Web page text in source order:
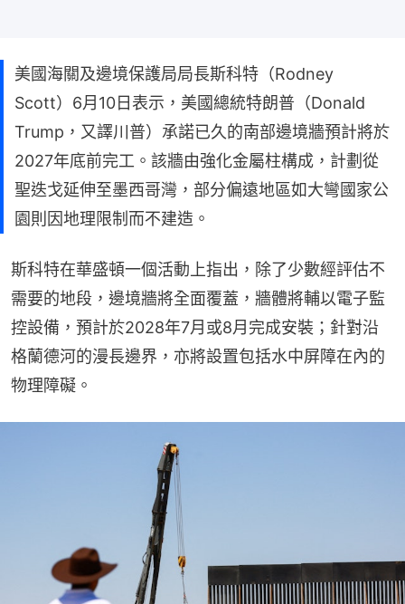
美國海關及邊境保護局局長斯科特（Rodney
Scott）6月10日表示，美國總統特朗普（Donald
Trump，又譯川普）承諾已久的南部邊境牆預計將於
2027年底前完工。該牆由強化金屬柱構成，計劃從
聖迭戈延伸至墨西哥灣，部分偏遠地區如大彎國家公
園則因地理限制而不建造。
斯科特在華盛頓一個活動上指出，除了少數經評估不
需要的地段，邊境牆將全面覆蓋，牆體將輔以電子監
控設備，預計於2028年7月或8月完成安裝；針對沿
格蘭德河的漫長邊界，亦將設置包括水中屏障在內的
物理障礙。